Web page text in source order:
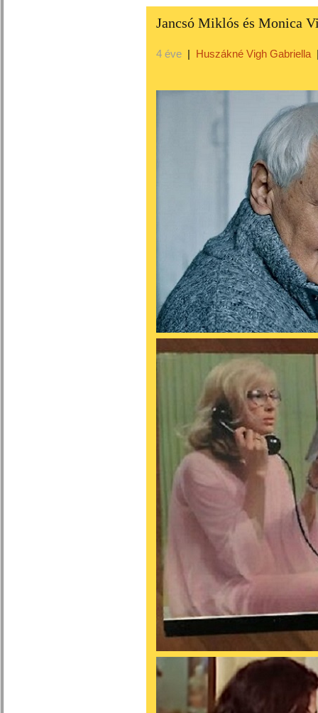
Jancsó Miklós és Monica
4 éve | Huszákné Vigh Gabriella